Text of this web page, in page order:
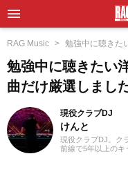
RAG Music 勉強中に聴きた
勉強中に聴きたい
曲だけ厳選しまし
現役クラブDJ
けんと
現役クラブDJ。ク
前線で5年以上のキ